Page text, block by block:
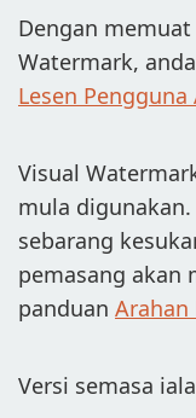
BELI
SOKONGAN:
HUBUNGI
PULIHKAN
MUAT
Dengan
Watermark,
Lesen Pengguna
Visual
mula
sebarang
pemasang akan
panduan Arahan
Versi semasa